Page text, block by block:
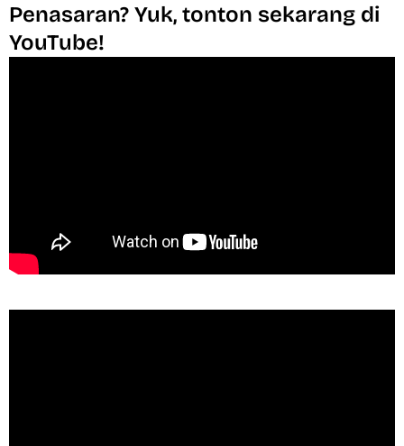
Penasaran? Yuk, tonton sekarang di
YouTube!